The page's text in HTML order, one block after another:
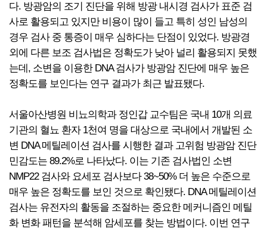
다. 방광암의 조기 진단을 위해 방광 내시경 검사가 표준 검
사로 활용되고 있지만 비용이 많이 들고 특히 성인 남성의
경우 검사 중 통증이 매우 심하다는 단점이 있었다. 방광경
외에 다른 보조 검사법은 정확도가 낮아 널리 활용되지 못했
는데, 소변을 이용한 DNA 검사가 방광암 진단에 매우 높은
정확도를 보인다는 연구 결과가 최근 발표됐다.
서울아산병원 비뇨의학과 정인갑 교수팀은 국내 10개 의료
기관의 혈뇨 환자 1천여 명을 대상으로 국내에서 개발된 소
변 DNA 메틸레이션 검사를 시행한 결과 고위험 방광암 진단
민감도는 89.2%로 나타났다. 이는 기존 검사법인 소변
NMP22 검사와 요세포 검사보다 38~50% 더 높은 수준으로
매우 높은 정확도를 보인 것으로 확인됐다. DNA 메틸레이션
검사는 유전자의 활동을 조절하는 중요한 메커니즘인 메틸
화 변화 패턴을 분석해 암세포를 찾는 방법이다. 이번 연구